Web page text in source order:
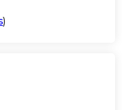
)